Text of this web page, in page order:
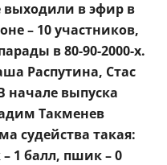
в эфир в
– 10 участников,
в 80-90-2000-х.
Распутина, Стас
начале выпуска
Такменев
судейства такая:
1 балл, пшик – 0